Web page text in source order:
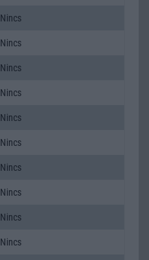
Nincs
Nincs
Nincs
Nincs
Nincs
Nincs
Nincs
Nincs
Nincs
Nincs